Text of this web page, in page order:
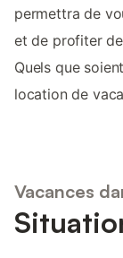
permettra de
et de profiter
Quels que
location de
Vacances